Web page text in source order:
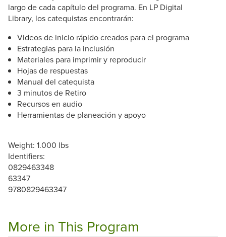
largo de cada capítulo del programa. En LP Digital
Library, los catequistas encontrarán:
Videos de inicio rápido creados para el programa
Estrategias para la inclusión
Materiales para imprimir y reproducir
Hojas de respuestas
Manual del catequista
3 minutos de Retiro
Recursos en audio
Herramientas de planeación y apoyo
Weight: 1.000 lbs
Identifiers:
0829463348
63347
9780829463347
More in This Program